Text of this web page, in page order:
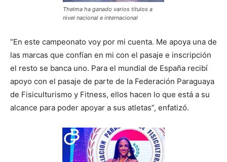
Thelma ha ganado varios títulos a
nivel nacional e internacional
“En este campeonato voy por mi cuenta. Me apoya una de
las marcas que confían en mi con el pasaje e inscripción
el resto se banca uno. Para el mundial de España recibí
apoyo con el pasaje de parte de la Federación Paraguaya
de Fisiculturismo y Fitness, ellos hacen lo que está a su
alcance para poder apoyar a sus atletas”, enfatizó.